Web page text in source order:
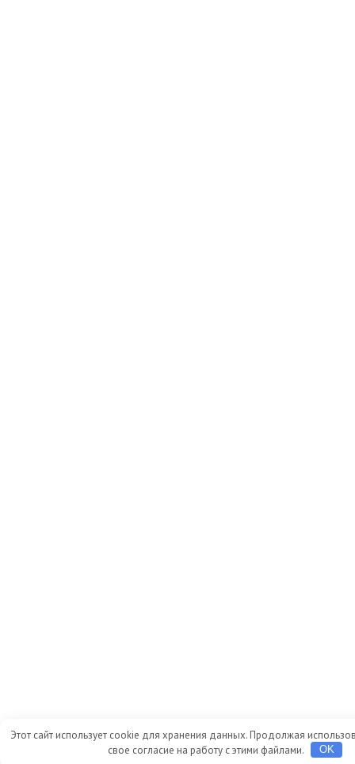
Этот сайт использует cookie для хранения данных. Продолжая
свое согласие на работу с этими файлами.
OK